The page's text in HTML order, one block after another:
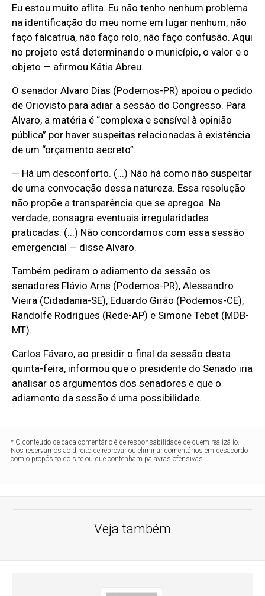
Eu estou muito aflita. Eu não tenho nenhum problema
na identificação do meu nome em lugar nenhum, não
faço falcatrua, não faço rolo, não faço confusão. Aqui
no projeto está determinando o município, o valor e o
objeto — afirmou Kátia Abreu.
O senador Alvaro Dias (Podemos-PR) apoiou o pedido
de Oriovisto para adiar a sessão do Congresso. Para
Alvaro, a matéria é “complexa e sensível à opinião
pública” por haver suspeitas relacionadas à existência
de um “orçamento secreto”.
— Há um desconforto. (...) Não há como não suspeitar
de uma convocação dessa natureza. Essa resolução
não propõe a transparência que se apregoa. Na
verdade, consagra eventuais irregularidades
praticadas. (...) Não concordamos com essa sessão
emergencial — disse Alvaro.
Também pediram o adiamento da sessão os
senadores Flávio Arns (Podemos-PR), Alessandro
Vieira (Cidadania-SE), Eduardo Girão (Podemos-CE),
Randolfe Rodrigues (Rede-AP) e Simone Tebet (MDB-
MT).
Carlos Fávaro, ao presidir o final da sessão desta
quinta-feira, informou que o presidente do Senado iria
analisar os argumentos dos senadores e que o
adiamento da sessão é uma possibilidade.
* O conteúdo de cada comentário é de responsabilidade de quem realizá-lo.
Nos reservamos ao direito de reprovar ou eliminar comentários em desacordo
com o propósito do site ou que contenham palavras ofensivas.
Veja também